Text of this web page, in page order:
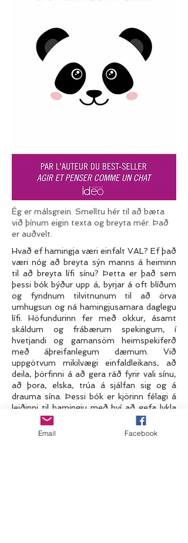
Ég er málsgrein. Smelltu hér til að bæta
við þínum eigin texta og breyta mér. Það
er auðvelt.
Hvað ef hamingja væri einfalt VAL? Ef það
væri nóg að breyta sýn manns á heiminn
til að breyta lífi sínu? Þetta er það sem
þessi bók býður upp á, byrjar á oft blíðum
og fyndnum tilvitnunum til að örva
umhugsun og ná hamingjusamara daglegu
lífi. Höfundurinn fer með okkur, ásamt
skáldum og frábærum spekingum, í
hvetjandi og gamansöm heimspekiferð
með áþreifanlegum dæmum. Við
uppgötvum mikilvægi einfaldleikans, að
deila, þörfinni á að gera ráð fyrir vali sínu,
að þora, elska, trúa á sjálfan sig og á
drauma sína. Þessi bók er kjörinn félagi á
leiðinni til hamingju með því að gefa lykla
til að læra hvernig á að vera
hamingjusamari. Og einfaldlega lifa betur.
Email Facebook